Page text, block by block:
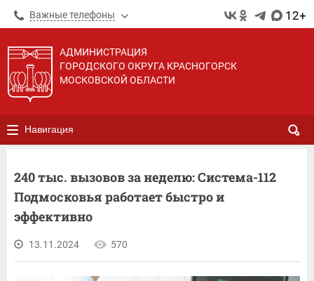
Важные телефоны 12+
АДМИНИСТРАЦИЯ
ГОРОДСКОГО ОКРУГА КРАСНОГОРСК
МОСКОВСКОЙ ОБЛАСТИ
Навигация
240 тыс. вызовов за неделю: Система-112
Подмосковья работает быстро и
эффективно
13.11.2024 570